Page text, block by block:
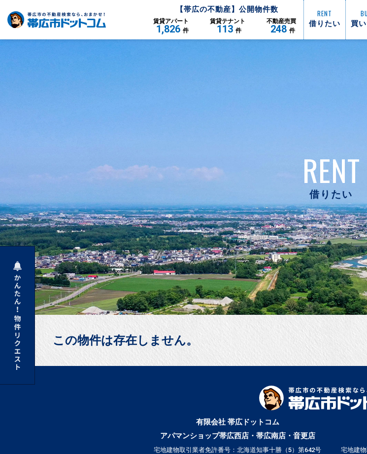
【帯広の不動産】公開物件数
賃貸アパート
1,826 件
賃貸テナント
113 件
不動産売買
248 件
RENT
借りたい 買
RENT
借りたい
この物件は存在しません。
有限会社 帯広ドットコム
アパマンショップ帯広西店・帯広南店・音更店
宅地建物取引業者免許番号：北海道知事十勝（5）第642号 宅地建